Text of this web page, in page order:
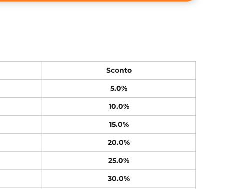
Sconto
5.0%
10.0%
15.0%
20.0%
25.0%
30.0%